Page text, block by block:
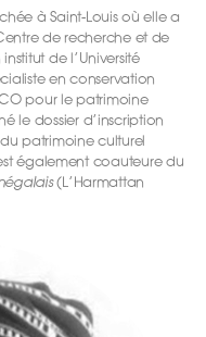
à Saint-Louis où elle a
de recherche et de
de l’Université
en conservation
pour le patrimoine
le dossier d’inscription
patrimoine culturel
également coauteure du
(L’Harmattan